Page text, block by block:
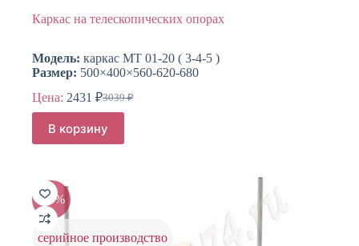
Каркас на телескопических опорах
Модель: каркас МТ 01-20 ( 3-4-5 )
Размер: 500×400×560-620-680
Цена:
3039₽
Первоначальная
цена
составляла
3039 ₽.
2431 ₽Текущая
цена:
2431 ₽.
В корзину
-25%
серийное производство